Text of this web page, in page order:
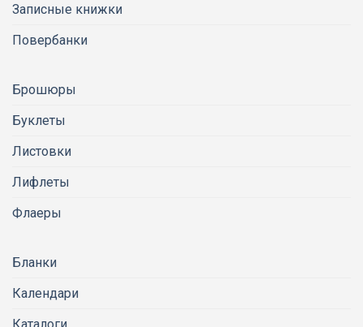
Записные книжки
Повербанки
Брошюры
Буклеты
Листовки
Лифлеты
Флаеры
Бланки
Календари